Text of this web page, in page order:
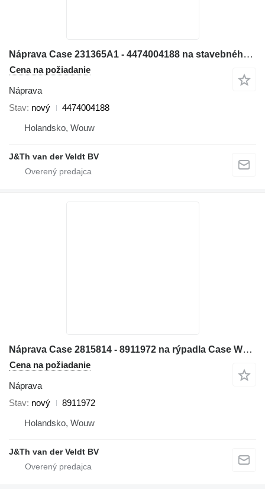
Náprava Case 231365A1 - 4474004188 na stavebného stroja AP-407/CK
Cena na požiadanie
Náprava
Stav nový
4474004188
Holandsko, Wouw
J&Th van der Veldt BV
Náprava Case 2815814 - 8911972 na rýpadla Case WX185
Cena na požiadanie
Náprava
Stav nový
8911972
Holandsko, Wouw
J&Th van der Veldt BV